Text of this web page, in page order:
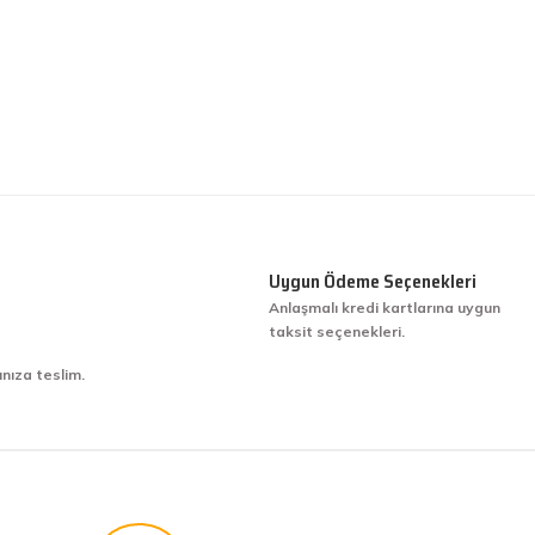
teslim.
Uygun Ödeme Seçenekleri
Anlaşmalı kredi kartlarına uygun
taksit seçenekleri.